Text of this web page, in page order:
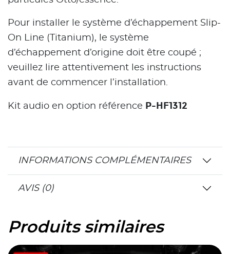
Pour installer le système d’échappement Slip-
On Line (Titanium), le système
d’échappement d’origine doit être coupé ;
veuillez lire attentivement les instructions
avant de commencer l’installation.
Kit audio en option référence P-HF1312
INFORMATIONS COMPLÉMENTAIRES
AVIS (0)
Produits similaires